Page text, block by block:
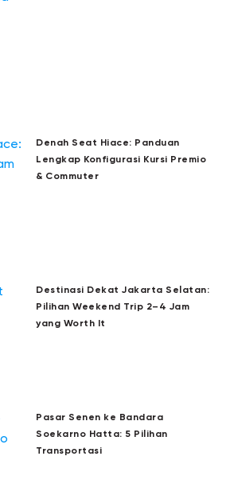
Denah Seat Hiace: Panduan
Lengkap Konfigurasi Kursi Premio
& Commuter
Destinasi Dekat Jakarta Selatan:
Pilihan Weekend Trip 2–4 Jam
yang Worth It
Pasar Senen ke Bandara
Soekarno Hatta: 5 Pilihan
Transportasi